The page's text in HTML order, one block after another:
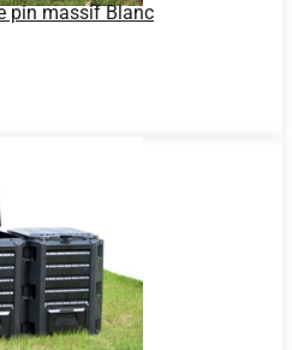
pin massif Blanc